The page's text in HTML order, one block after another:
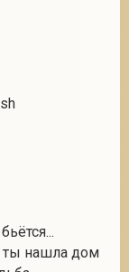
ты нашла дом